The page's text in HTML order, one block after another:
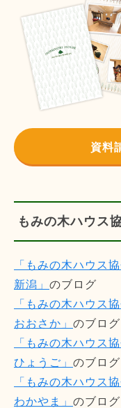
資料
もみの木ハウス
「もみの木ハウス協
新潟」 のブログ
「もみの木ハウス協
おおさか」 のブログ
「もみの木ハウス協
ひょうご」 のブログ
「もみの木ハウス協
わかやま」 のブログ